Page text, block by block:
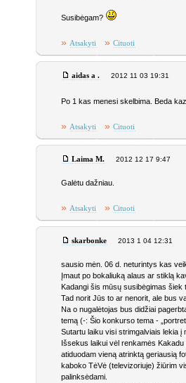
Susibėgam?
» Atsakyti » Cituoti
aidas a . 2012 11 03 19:31
Po 1 kas menesi skelbima. Beda
» Atsakyti » Cituoti
Laima M. 2012 12 17 9:47
Galėtu dažniau.
» Atsakyti » Cituoti
skarbonke 2013 1 04 12:31
sausio mėn. 06 d. neturintys kas
Įmaut po bokaliuką alaus ar stiklą
Kadangi šis mūsų susibėgimas
Tad norit Jūs to ar nenorit, ale bus
Na o nugalėtojas bus didžiai
temą (-: Šio konkurso tema -
Sutartu laiku visi strimgalviais lekia
Išsekus laikui vėl renkamės
atiduodam vieną atrinktą geriausią
kaboko TėVė (televizoriuje) žiūrim
palinksėdami.